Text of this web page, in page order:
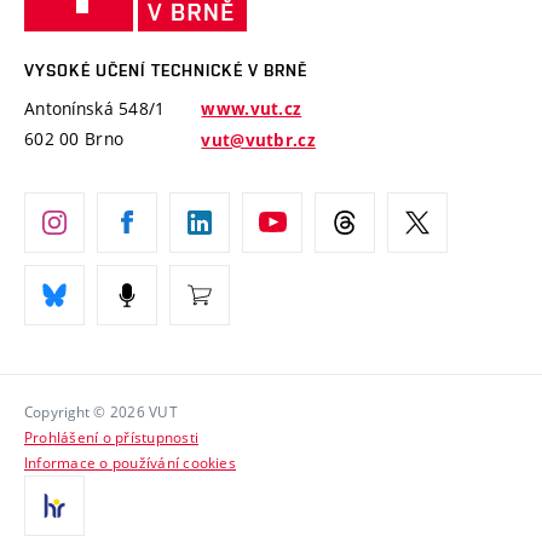
Projekty
Projekty ze strukturálních fondů
Specifický výzkum
Mezinárodní dohody
Vyznamenání
Organizační struktura
Ochrana osobních údajů
Pracovní příležitosti
(externí
Sociální bezpečí
HR Award
Kontakty
VYSOKÉ UČENÍ TECHNICKÉ V BRNĚ
Antonínská 548/1
602 00 Brno
www.vut.cz
vut@vutbr.cz
Copyright © 2026 VUT
Prohlášení o přístupnosti
Informace o používání cookies